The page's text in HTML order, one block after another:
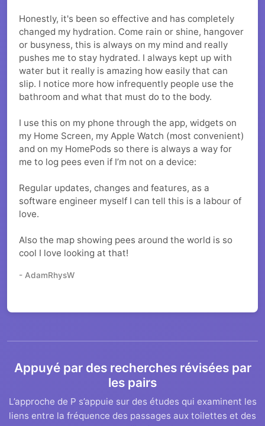
Honestly, it's been so effective and has completely
changed my hydration. Come rain or shine, hangover
or busyness, this is always on my mind and really
pushes me to stay hydrated. I always kept up with
water but it really is amazing how easily that can
slip. I notice more how infrequently people use the
bathroom and what that must do to the body.
I use this on my phone through the app, widgets on
my Home Screen, my Apple Watch (most convenient)
and on my HomePods so there is always a way for
me to log pees even if I’m not on a device:
Regular updates, changes and features, as a
software engineer myself I can tell this is a labour of
love.
Also the map showing pees around the world is so
cool I love looking at that!
- AdamRhysW
Appuyé par des recherches révisées par
les pairs
L’approche de P s’appuie sur des études qui examinent les
liens entre la fréquence des passages aux toilettes et des